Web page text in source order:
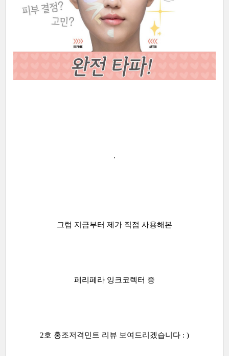
.
그럼 지금부터 제가 직접 사용해본
페리페라 잉크코렉터 중
2호 홍조저격민트 리뷰 보여드리겠습니다 : )